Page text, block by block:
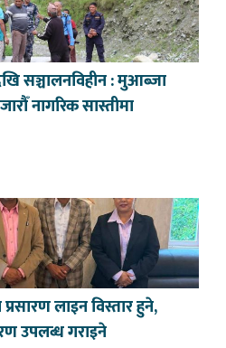
सञ्चालनविहीन : मुआब्जा
नागरिक सास्तीमा
प्रसारण लाइन विस्तार हुने,
उपलब्ध गराइने